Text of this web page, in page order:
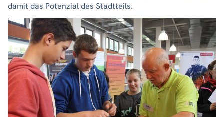
damit das Potenzial des Stadtteils.